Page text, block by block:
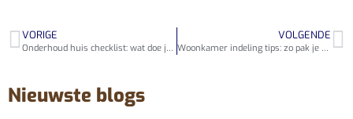
VORIGE
Onderhoud huis checklist: wat doe je wanneer?
VOLGENDE
Woonkamer indeling tips: zo pak je het stap voor stap aan
Nieuwste blogs